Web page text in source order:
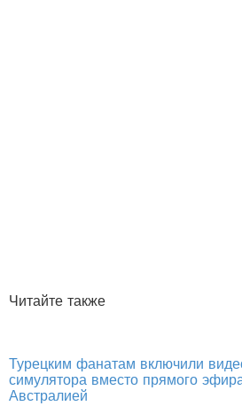
Читайте также
Турецким фанатам включили
симулятора вместо прямого
Австралией